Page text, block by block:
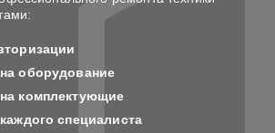
оборудование
комплектующие
специалиста